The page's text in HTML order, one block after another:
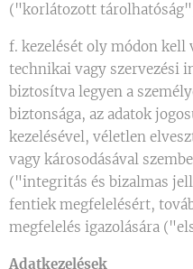
("korlátozott
f. kezelését oly módon kell
technikai vagy szervezési
biztosítva legyen a
biztonsága, az adatok
kezelésével, véletlen
vagy károsodásával
("integritás és bizalmas
fentiek megfelelésért,
megfelelés igazolására
Adatkezelések